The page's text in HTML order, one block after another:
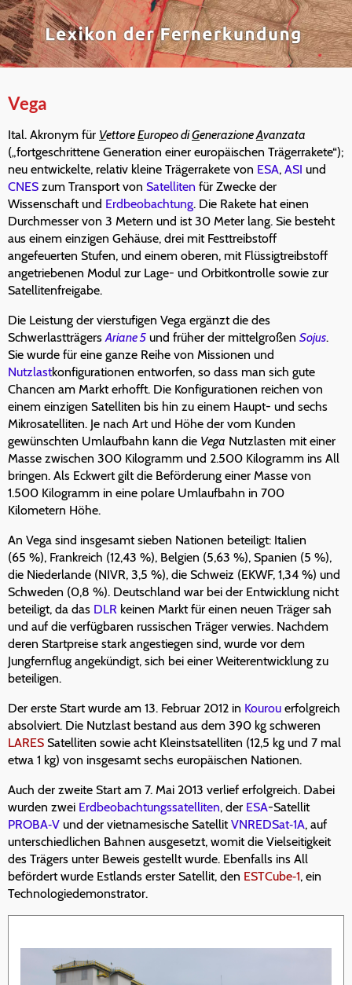
Vega
Ital. Akronym für VettoreEuropeo diGenerazioneAvanzata
(„fortgeschrittene Generation einer europäischen Trägerrakete“);
neu entwickelte, relativ kleine Trägerrakete von ESA, ASI und
CNES zum Transport von Satelliten für Zwecke der
Wissenschaft und Erdbeobachtung. Die Rakete hat einen
Durchmesser von 3 Metern und ist 30 Meter lang. Sie besteht
aus einem einzigen Gehäuse, drei mit Festtreibstoff
angefeuerten Stufen, und einem oberen, mit Flüssigtreibstoff
angetriebenen Modul zur Lage- und Orbitkontrolle sowie zur
Satellitenfreigabe.
Die Leistung der vierstufigen Vega ergänzt die des
SchwerlastträgersAriane 5 und früher der mittelgroßen Sojus.
Sie wurde für eine ganze Reihe von Missionen und
Nutzlastkonfigurationen entworfen, so dass man sich gute
Chancen am Markt erhofft. Die Konfigurationen reichen von
einem einzigen Satelliten bis hin zu einem Haupt- und sechs
Mikrosatelliten. Je nach Art und Höhe der vom Kunden
gewünschten Umlaufbahn kann die Vega Nutzlasten mit einer
Masse zwischen 300 Kilogramm und 2.500 Kilogramm ins All
bringen. Als Eckwert gilt die Beförderung einer Masse von
1.500 Kilogramm in eine polare Umlaufbahn in 700
Kilometern Höhe.
An Vega sind insgesamt sieben Nationen beteiligt: Italien
(65 %), Frankreich (12,43 %), Belgien (5,63 %), Spanien (5 %),
die Niederlande (NIVR, 3,5 %), die Schweiz (EKWF, 1,34 %) und
Schweden (0,8 %). Deutschland war bei der Entwicklung nicht
beteiligt, da das DLR keinen Markt für einen neuen Träger sah
und auf die verfügbaren russischen Träger verwies. Nachdem
deren Startpreise stark angestiegen sind, wurde vor dem
Jungfernflug angekündigt, sich bei einer Weiterentwicklung zu
beteiligen.
Der erste Start wurde am 13. Februar 2012 in Kourou erfolgreich
absolviert. Die Nutzlast bestand aus dem 390 kg schweren
LARES Satelliten sowie acht Kleinstsatelliten (12,5 kg und 7 mal
etwa 1 kg) von insgesamt sechs europäischen Nationen.
Auch der zweite Start am 7. Mai 2013 verlief erfolgreich. Dabei
wurden zwei Erdbeobachtungssatelliten, der ESA-Satellit
PROBA‑V und der vietnamesische SatellitVNREDSat‑1A, auf
unterschiedlichen Bahnen ausgesetzt, womit die Vielseitigkeit
des Trägers unter Beweis gestellt wurde. Ebenfalls ins All
befördert wurde Estlands erster Satellit, den ESTCube‑1, ein
Technologiedemonstrator.